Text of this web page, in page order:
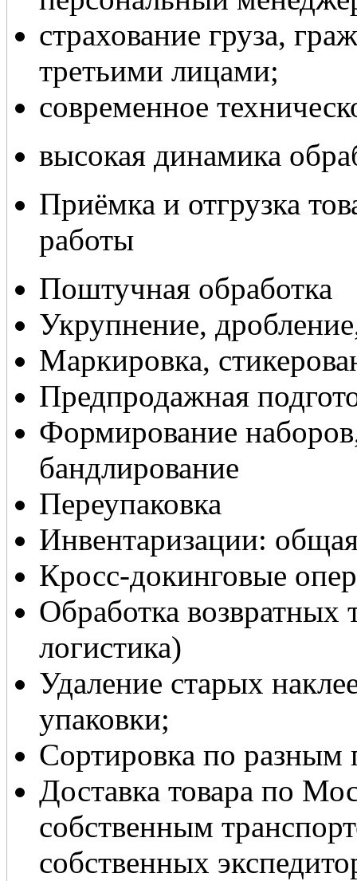
страхование груза,
третьими лицами;
современное
высокая динамика
Приёмка и отгрузка
работы
Поштучная обработка
Укрупнение,
Маркировка,
Предпродажная
Формирование
бандлирование
Переупаковка
Инвентаризации:
Кросс-докинговые
Обработка возвратных
логистика)
Удаление старых
упаковки;
Сортировка по разным
Доставка товара по
собственным
собственных